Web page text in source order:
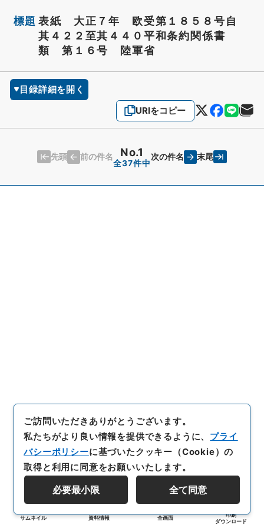
標題 表紙 大正７年 欧受第１８５８号自
其４２２至其４４０平和条約関係書
類 第１６号 陸軍省
目録詳細を開く
URIをコピー
先頭 前の件名 No.1
全37件中
次の件名 末尾
サムネイル 資料情報 全画面
印刷
ダウンロード
ご訪問いただきありがとうございます。
私たちがより良い情報を提供できるように、 プライ
バシーポリシーに基づいたクッキー（Cookie）の
取得と利用に同意をお願いいたします。
必要最小限 全て同意